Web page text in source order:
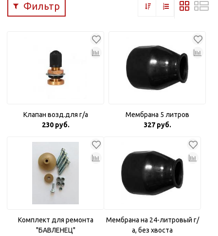
Фильтр
Клапан возд.для г/а
230 руб.
Мембрана 5 литров
327 руб.
Комплект для ремонта
"БАВЛЕНЕЦ"
Мембрана на 24-литровый г/
а, без хвоста